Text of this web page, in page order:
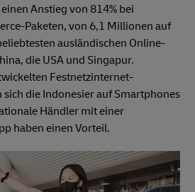
Anstieg von 814% bei
Paketen, von 6,1 Millionen auf
ausländischen Online-
die USA und Singapur.
Festnetzinternet-
die Indonesier auf Smartphones
Händler mit einer
haben einen Vorteil.